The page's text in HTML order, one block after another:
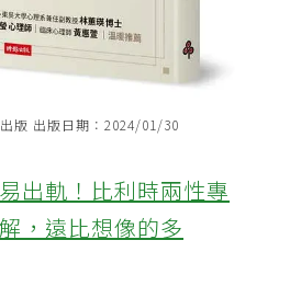
版 出版日期：2024/01/30
出軌！比利時兩性專
，遠比想像的多